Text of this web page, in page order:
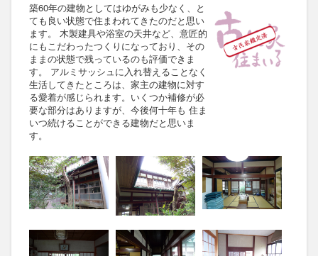
築60年の建物としてはゆがみも少なく、と
ても良い状態で住まわれてきたのだと思い
ます。 木製建具や浴室の天井など、意匠的
にもこだわったつくりになっており、その
ままの状態で残っているのも評価できま
す。 アルミサッシュに入れ替えることなく
生活してきたところは、家主の建物に対す
る愛着が感じられます。いくつか補修が必
要な部分はありますが、今後何十年も 住ま
いつ続けることができる建物だと思いま
す。